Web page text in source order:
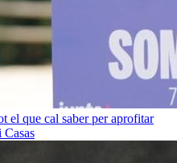
el que cal saber per aprofitar
Casas